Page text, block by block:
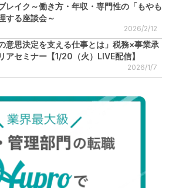
レイク～働き方・年収・専門性の「もやも
する座談会～
2026/2/12
意思決定を支える仕事とは」税務×事業承
アセミナー【1/20（火）LIVE配信】
2026/1/7